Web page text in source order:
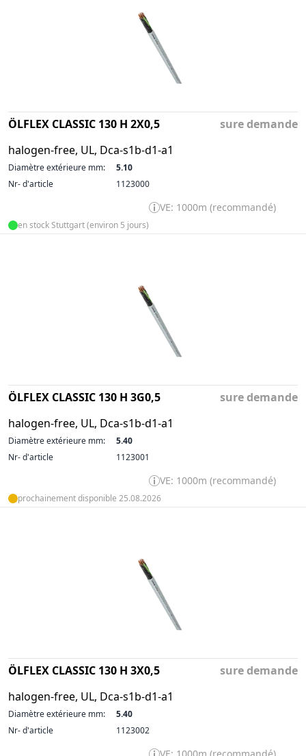
ÖLFLEX CLASSIC 130 H 2X0,5
halogen-free, UL, Dca-s1b-d1-a1
sure demande
Diamètre extérieure mm:
5.10
Nr- d'article
1123000
VE: 1000m (recommandé)
en stock Stuttgart (environ 5 jours)
ÖLFLEX CLASSIC 130 H 3G0,5
halogen-free, UL, Dca-s1b-d1-a1
sure demande
Diamètre extérieure mm:
5.40
Nr- d'article
1123001
VE: 1000m (recommandé)
prochainement disponible 25.08.2026
ÖLFLEX CLASSIC 130 H 3X0,5
halogen-free, UL, Dca-s1b-d1-a1
sure demande
Diamètre extérieure mm:
5.40
Nr- d'article
1123002